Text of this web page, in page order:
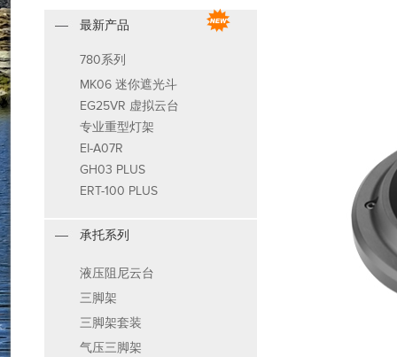
最新产品
780系列
MK06 迷你遮光斗
EG25VR 虚拟云台
专业重型灯架
EI-A07R
GH03 PLUS
ERT-100 PLUS
承托系列
液压阻尼云台
三脚架
三脚架套装
气压三脚架